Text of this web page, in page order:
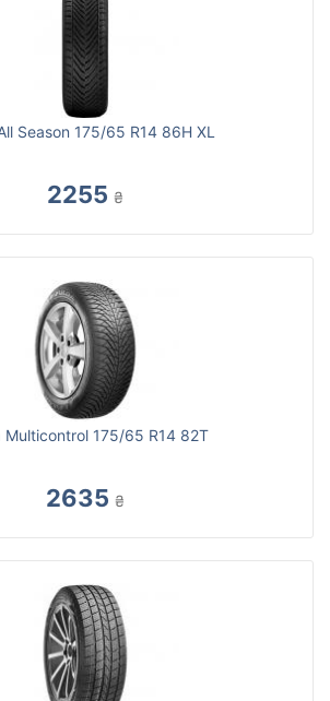
Season 175/65 R14 86H XL
2255 ₴
Multicontrol 175/65 R14 82T
2635 ₴